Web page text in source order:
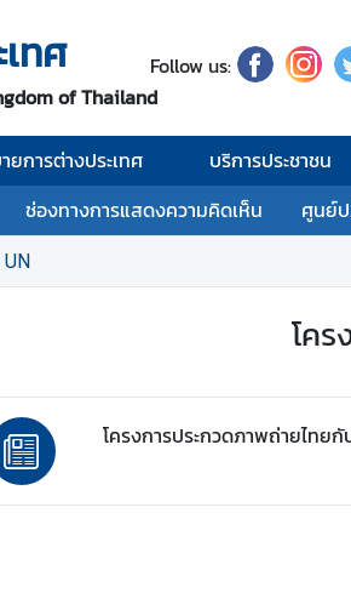
ทศ
of Thailand
Follow us:
ยการต่างประเทศ บริการประชาชน
ช่องทางการแสดงความคิดเห็น ศูนย์
โค
โครงการประกวดภาพถ่ายไทยกั